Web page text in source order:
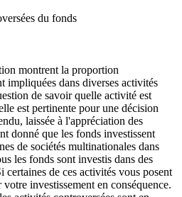
du fonds
montrent la proportion
impliquées dans diverses activités
de savoir quelle activité est
est pertinente pour une décision
laissée à l'appréciation des
donné que les fonds investissent
de sociétés multinationales dans
les fonds sont investis dans des
de ces activités vous posent
investissement en conséquence.